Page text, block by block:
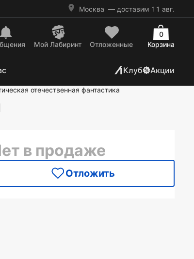
Москва — доставим 11 авг.
Mой Лабиринт Отложенные Корзина
0
Клуб Акции
отечественная фантастика
в продаже
Отложить